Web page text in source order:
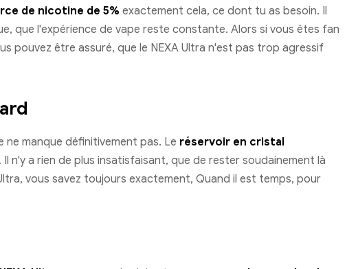
de nicotine de 5% exactement cela, ce dont tu as besoin. Il
que l'expérience de vape reste constante. Alors si vous êtes fan
pouvez être assuré, que le NEXA Ultra n'est pas trop agressif
ne manque définitivement pas. Le réservoir en cristal
n'y a rien de plus insatisfaisant, que de rester soudainement là
vous savez toujours exactement, Quand il est temps, pour